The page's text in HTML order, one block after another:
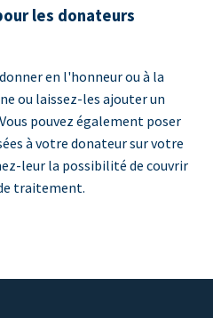
les donateurs
en l'honneur ou à la
ou laissez-les ajouter un
pouvez également poser
à votre donateur sur votre
leur la possibilité de couvrir
traitement.